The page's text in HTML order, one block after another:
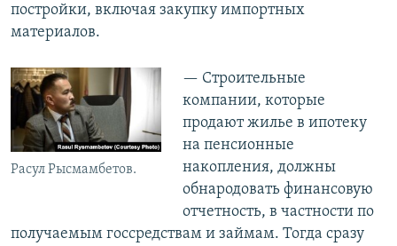
постройки, включая закупку импортных
материалов.
Расул Рысмамбетов.
— Строительные
компании, которые
продают жилье в ипотеку
на пенсионные
накопления, должны
обнародовать финансовую
отчетность, в частности по
получаемым госсредствам и займам. Тогда сразу